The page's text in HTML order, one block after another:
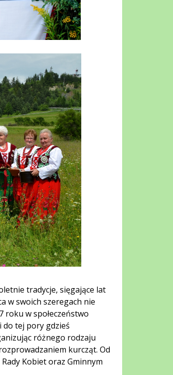
tradycje, sięgające lat
w swoich szeregach nie
roku w społeczeństwo
do tej pory gdzieś
różnego rodzaju
kurcząt. Od
Kobiet oraz Gminnym